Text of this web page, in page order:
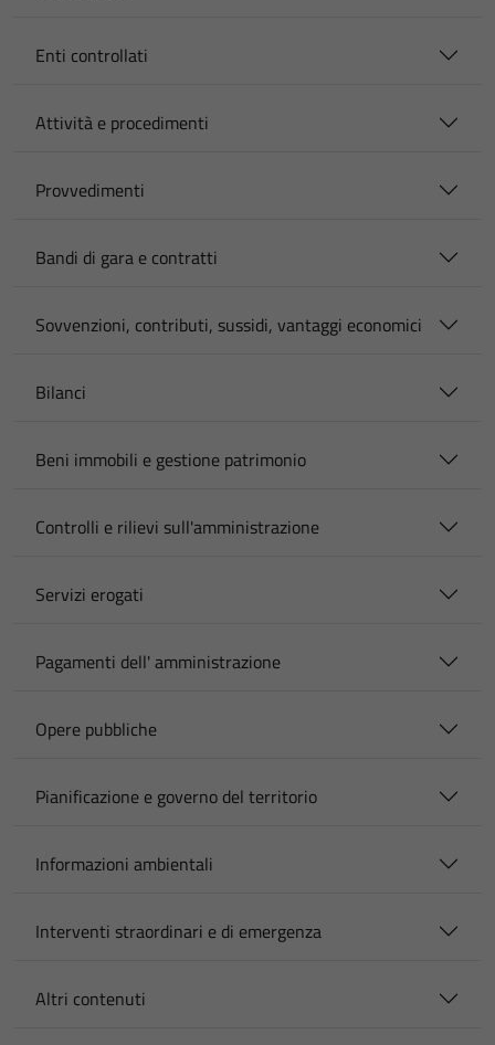
Enti controllati
Attività e procedimenti
Provvedimenti
Bandi di gara e contratti
Sovvenzioni, contributi, sussidi, vantaggi economici
Bilanci
Beni immobili e gestione patrimonio
Controlli e rilievi sull'amministrazione
Servizi erogati
Pagamenti dell' amministrazione
Opere pubbliche
Pianificazione e governo del territorio
Informazioni ambientali
Interventi straordinari e di emergenza
Altri contenuti